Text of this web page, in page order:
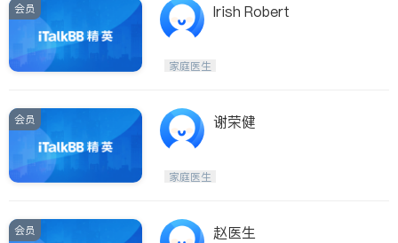
会员 Irish Robert
家庭医生
会员 谢荣健
家庭医生
会员 赵医生